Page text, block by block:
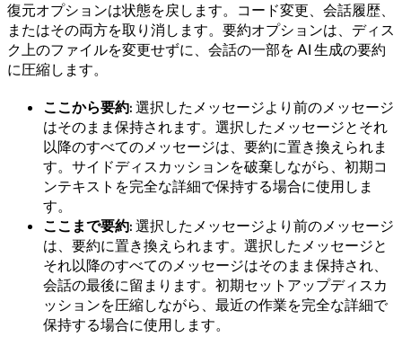
復元オプションは状態を戻します。コード変更、会話履歴、
またはその両方を取り消します。要約オプションは、ディス
ク上のファイルを変更せずに、会話の一部を AI 生成の要約
に圧縮します。
ここから要約: 選択したメッセージより前のメッセージ
はそのまま保持されます。選択したメッセージとそれ
以降のすべてのメッセージは、要約に置き換えられま
す。サイドディスカッションを破棄しながら、初期コ
ンテキストを完全な詳細で保持する場合に使用しま
す。
ここまで要約: 選択したメッセージより前のメッセージ
は、要約に置き換えられます。選択したメッセージと
それ以降のすべてのメッセージはそのまま保持され、
会話の最後に留まります。初期セットアップディスカ
ッションを圧縮しながら、最近の作業を完全な詳細で
保持する場合に使用します。